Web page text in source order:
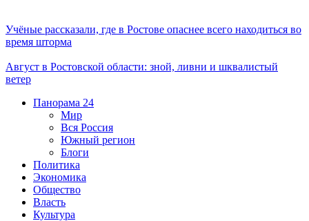
Учёные рассказали, где в Ростове опаснее всего находиться во
время шторма
Август в Ростовской области: зной, ливни и шквалистый
ветер
Панорама 24
Мир
Вся Россия
Южный регион
Блоги
Политика
Экономика
Общество
Власть
Культура